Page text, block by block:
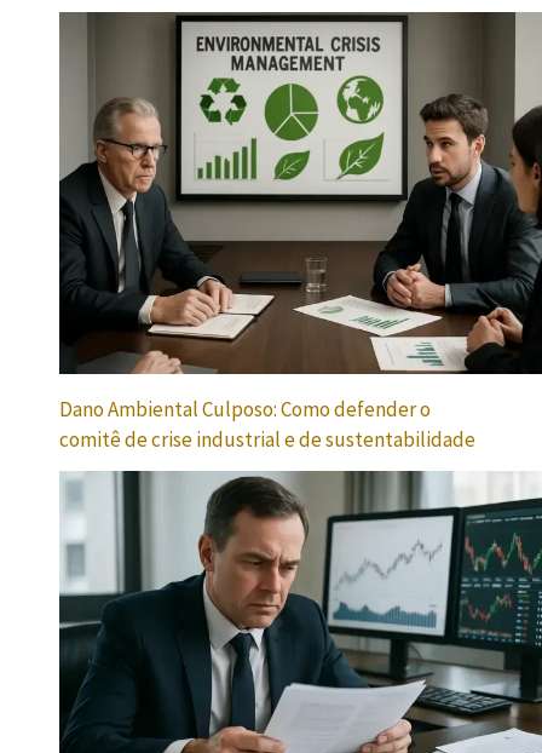
Dano Ambiental Culposo: Como defender o
comitê de crise industrial e de sustentabilidade